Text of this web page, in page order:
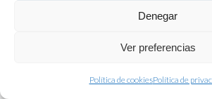
Denegar
Ver preferencias
Política de cookiesPolítica de